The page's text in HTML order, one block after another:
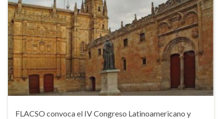
FLACSO convoca el IV Congreso Latinoamericano y